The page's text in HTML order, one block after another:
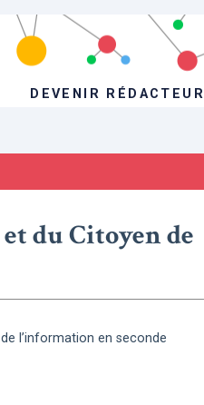
DEVENIR RÉDACTEUR
du Citoyen de
l’information en seconde